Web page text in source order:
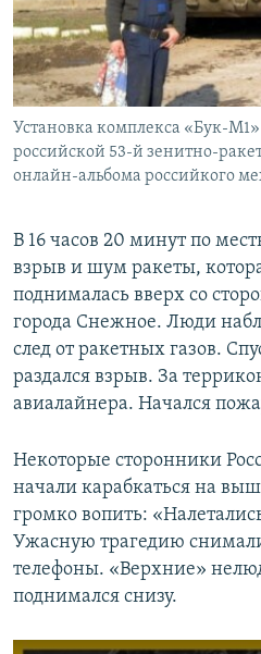
Установка комплекса «Бук-
российской 53-й зенитно-
онлайн-альбома российкого
В 16 часов 20 минут по
взрыв и шум ракеты,
поднималась вверх со
города Снежное. Люди
след от ракетных газов.
раздался взрыв. За
авиалайнера. Начался
Некоторые сторонники
начали карабкаться на
громко вопить:
Ужасную трагедию
телефоны. «Верхние»
поднимался снизу.